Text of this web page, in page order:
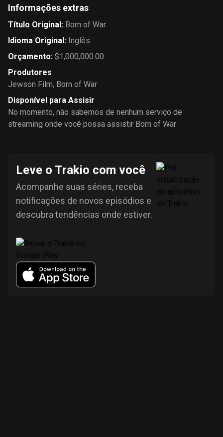
Informações extras
Título Original: Born of War
Idioma Original: Inglês
Orçamento: $1,000,000.00
Produtores
Jewson Film, Born of War
Disponível para Assisir
No momento, não sabemos de nenhum serviço de
streaming onde você possa assistir Born of War
Leve o Trakio com você
Acompanhe suas séries, receba
notificações de novos episódios e
descubra tendências onde estiver.